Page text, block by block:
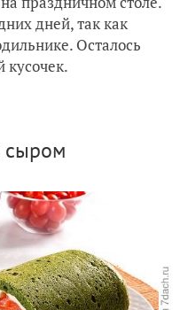
и курицей
дней, так как
Осталось
кусочек.
сыром